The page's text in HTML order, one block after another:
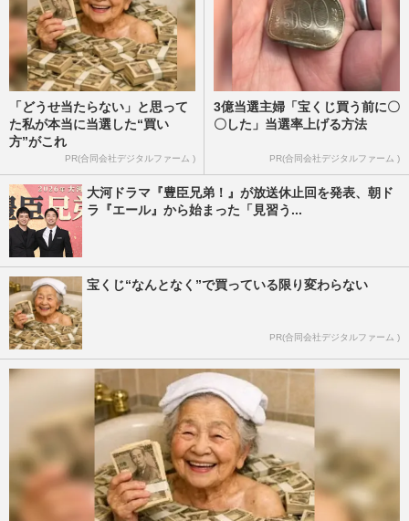
「どうせ当たらない」と思って
た私が本当に当選した“買い
方”がこれ
PR(合同会社デジタルファーム )
3億当選主婦「宝くじ買う前に〇
〇した」当選率上げる方法
PR(合同会社デジタルファーム )
大河ドラマ『豊臣兄弟！』が放送休止回を発表、朝ド
ラ『エール』から始まった「見習う...
宝くじ“なんとなく”で買っている限り変わらない
PR(合同会社デジタルファーム )